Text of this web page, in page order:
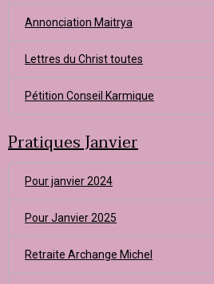
Annonciation Maitrya
Lettres du Christ toutes
Pétition Conseil Karmique
Pratiques Janvier
Pour janvier 2024
Pour Janvier 2025
Retraite Archange Michel